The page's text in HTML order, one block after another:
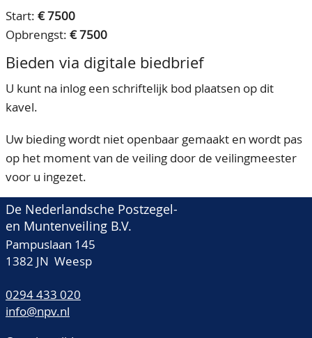
Start: € 7500
Opbrengst: € 7500
Bieden via digitale biedbrief
U kunt na inlog een schriftelijk bod plaatsen op dit
kavel.
Uw bieding wordt niet openbaar gemaakt en wordt pas
op het moment van de veiling door de veilingmeester
voor u ingezet.
De Nederlandsche Postzegel-
en Muntenveiling B.V.
Pampuslaan 145
1382 JN Weesp
0294 433 020
info@npv.nl